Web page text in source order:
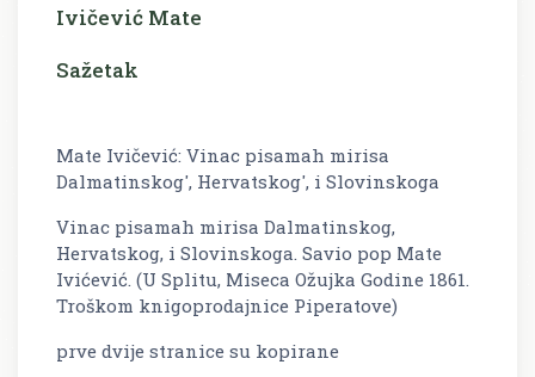
Ivičević Mate
Sažetak
Mate Ivičević: Vinac pisamah mirisa
Dalmatinskog', Hervatskog', i Slovinskoga
Vinac pisamah mirisa Dalmatinskog,
Hervatskog, i Slovinskoga. Savio pop Mate
Ivićević. (U Splitu, Miseca Ožujka Godine 1861.
Troškom knigoprodajnice Piperatove)
prve dvije stranice su kopirane